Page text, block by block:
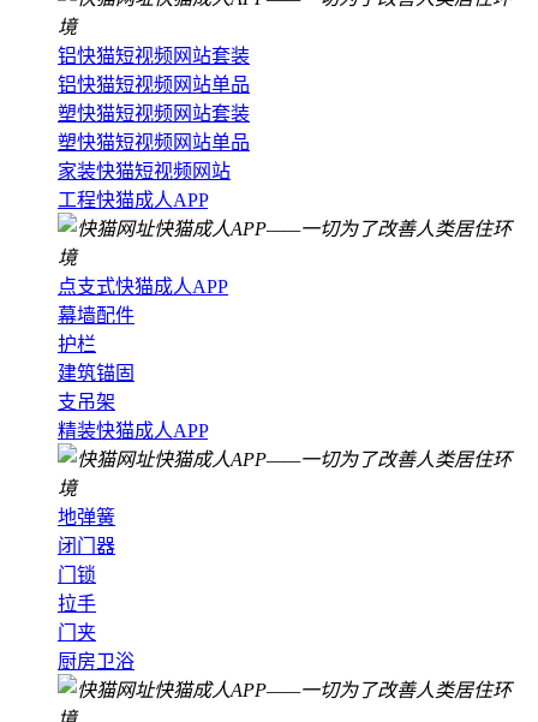
铝快猫短视频网站套装
铝快猫短视频网站单品
塑快猫短视频网站套装
塑快猫短视频网站单品
家装快猫短视频网站
工程快猫成人APP
点支式快猫成人APP
幕墙配件
护栏
建筑锚固
支吊架
精装快猫成人APP
地弹簧
闭门器
门锁
拉手
门夹
厨房卫浴